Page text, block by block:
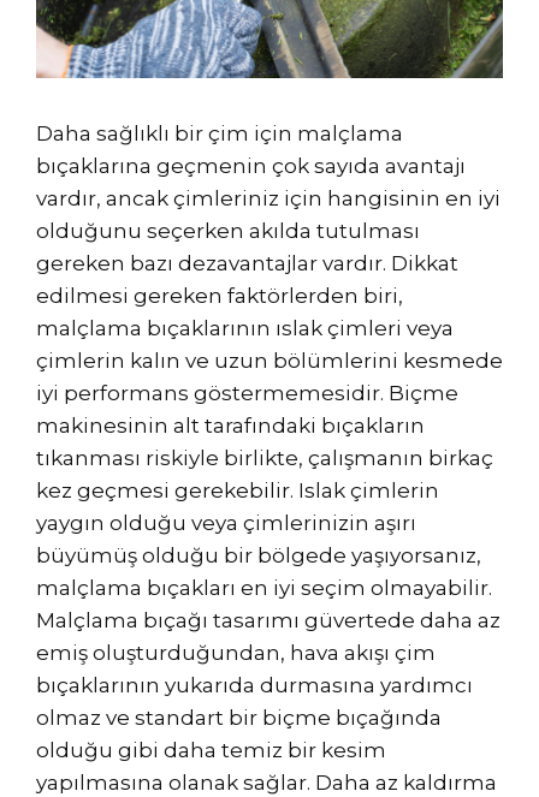
Daha sağlıklı bir çim için malçlama
bıçaklarına geçmenin çok sayıda avantajı
vardır, ancak çimleriniz için hangisinin en iyi
olduğunu seçerken akılda tutulması
gereken bazı dezavantajlar vardır. Dikkat
edilmesi gereken faktörlerden biri,
malçlama bıçaklarının ıslak çimleri veya
çimlerin kalın ve uzun bölümlerini kesmede
iyi performans göstermemesidir. Biçme
makinesinin alt tarafındaki bıçakların
tıkanması riskiyle birlikte, çalışmanın birkaç
kez geçmesi gerekebilir. Islak çimlerin
yaygın olduğu veya çimlerinizin aşırı
büyümüş olduğu bir bölgede yaşıyorsanız,
malçlama bıçakları en iyi seçim olmayabilir.
Malçlama bıçağı tasarımı güvertede daha az
emiş oluşturduğundan, hava akışı çim
bıçaklarının yukarıda durmasına yardımcı
olmaz ve standart bir biçme bıçağında
olduğu gibi daha temiz bir kesim
yapılmasına olanak sağlar. Daha az kaldırma